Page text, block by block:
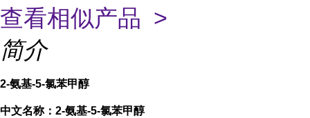
查看相似产品 >
简介
2-氨基-5-氯苯甲醇
中文名称：2-氨基-5-氯苯甲醇